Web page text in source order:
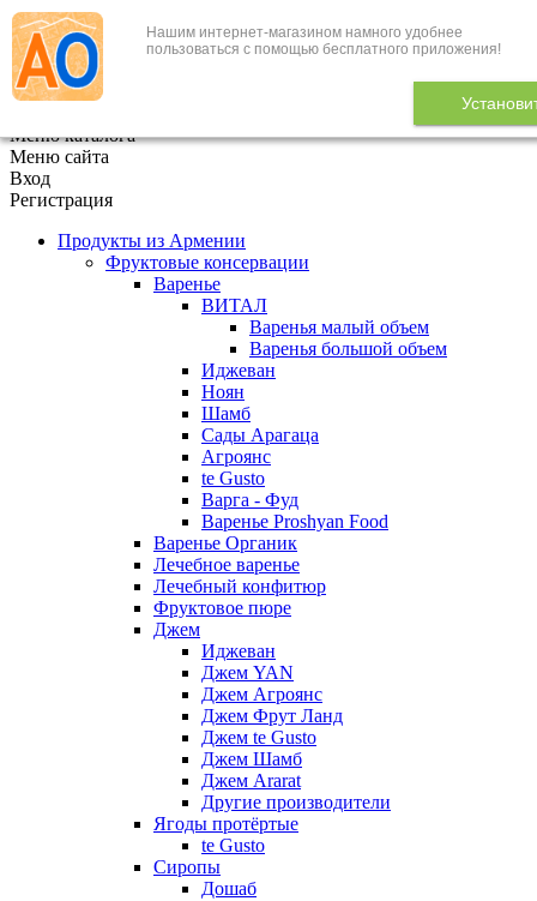
Нашим интернет-магазином намного удобнее
пользоваться с помощью бесплатного приложения!
+7 (495) 646-888-1
В корзине 0
Меню каталога
Меню сайта
Вход
Регистрация
Продукты из Армении
Фруктовые консервации
Варенье
ВИТАЛ
Варенья малый объем
Варенья большой объем
Иджеван
Ноян
Шамб
Сады Арагаца
Агроянс
te Gusto
Варга - Фуд
Варенье Proshyan Food
Варенье Органик
Лечебное варенье
Лечебный конфитюр
Фруктовое пюре
Джем
Иджеван
Джем YAN
Джем Агроянс
Джем Фрут Ланд
Джем te Gusto
Джем Шамб
Джем Ararat
Другие производители
Ягоды протёртые
te Gusto
Сиропы
Дошаб